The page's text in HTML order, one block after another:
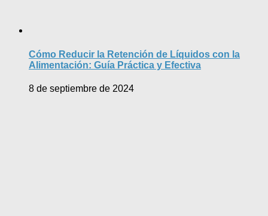
Cómo Reducir la Retención de Líquidos con la
Alimentación: Guía Práctica y Efectiva
8 de septiembre de 2024